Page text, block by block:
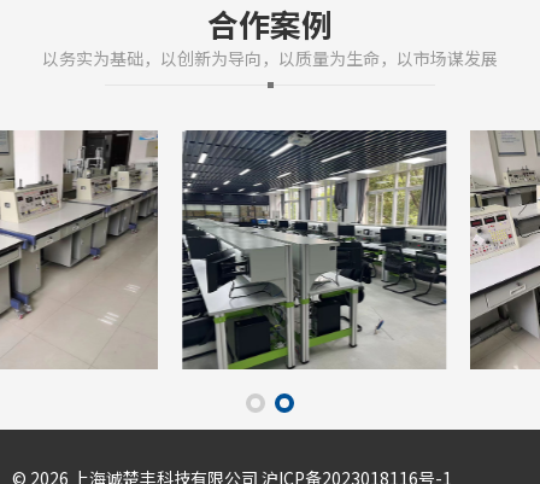
合作案例
以务实为基础，以创新为导向，以质量为生命，以市场谋发展
©️ 2026 上海诚楚丰科技有限公司 沪ICP备2023018116号-1